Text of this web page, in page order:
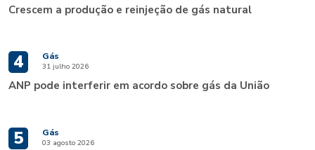
Crescem a produção e reinjeção de gás natural
4 Gás
31 julho 2026
ANP pode interferir em acordo sobre gás da União
5 Gás
03 agosto 2026